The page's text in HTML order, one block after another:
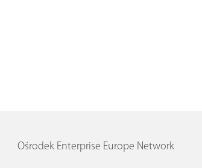
Ośrodek Enterprise Europe Network